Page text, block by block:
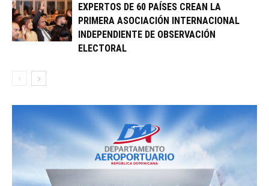
EXPERTOS DE 60 PAÍSES CREAN LA
PRIMERA ASOCIACIÓN INTERNACIONAL
INDEPENDIENTE DE OBSERVACIÓN
ELECTORAL